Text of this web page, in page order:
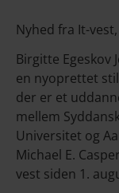
Nyhed fra It-
Birgitte Egeskov
en nyoprettet
der er et
mellem
Universitet og
Michael E.
vest siden 1.